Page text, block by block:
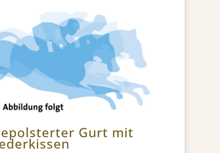
Gurt mit